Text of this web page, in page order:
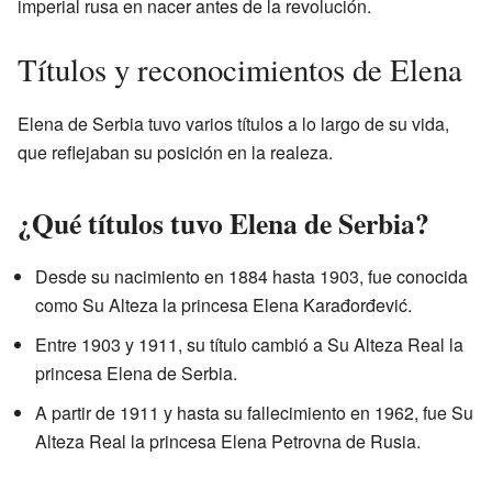
imperial rusa en nacer antes de la revolución.
Títulos y reconocimientos de Elena
Elena de Serbia tuvo varios títulos a lo largo de su vida,
que reflejaban su posición en la realeza.
¿Qué títulos tuvo Elena de Serbia?
Desde su nacimiento en 1884 hasta 1903, fue conocida
como Su Alteza la princesa Elena Karađorđević.
Entre 1903 y 1911, su título cambió a Su Alteza Real la
princesa Elena de Serbia.
A partir de 1911 y hasta su fallecimiento en 1962, fue Su
Alteza Real la princesa Elena Petrovna de Rusia.